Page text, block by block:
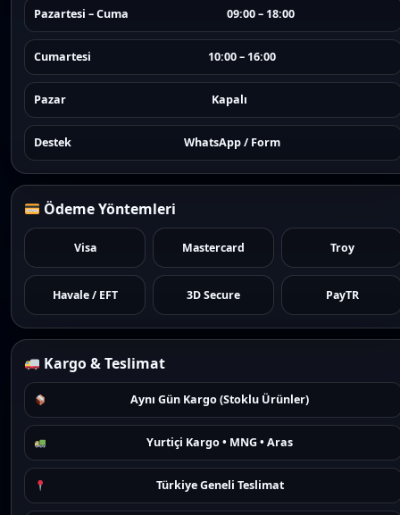
Pazartesi – Cuma 09:00 – 18:00
Cumartesi 10:00 – 16:00
Pazar Kapalı
Destek WhatsApp / Form
Ödeme Yöntemleri
Visa Mastercard Troy
Havale / EFT 3D Secure PayTR
Kargo & Teslimat
Aynı Gün Kargo (Stoklu Ürünler)
Yurtiçi Kargo • MNG • Aras
Türkiye Geneli Teslimat